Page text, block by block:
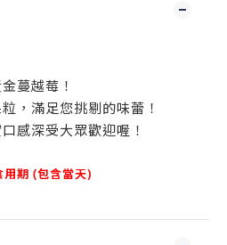
蔓越莓！
，滿足您挑剔的味蕾！
感深受大眾歡迎喔！
期 (包含當天)